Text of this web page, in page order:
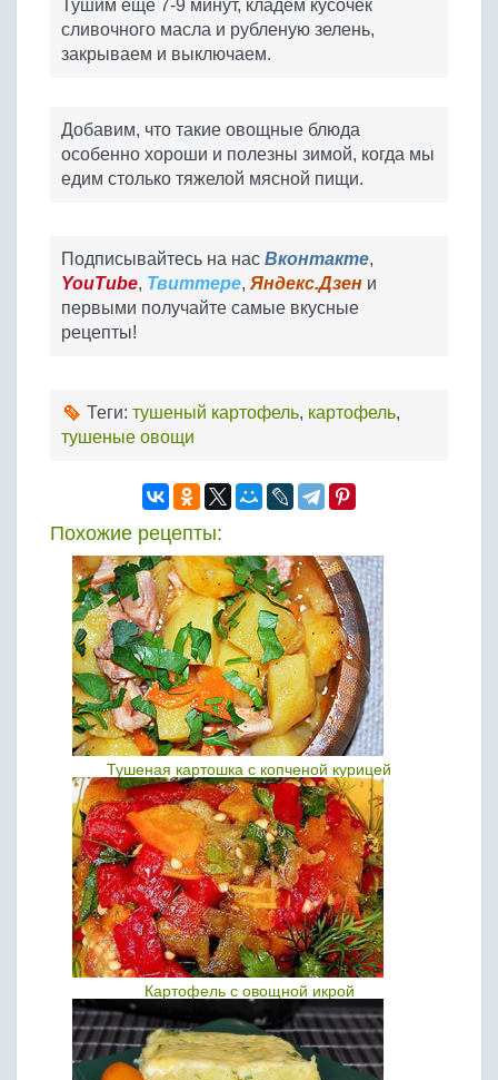
Тушим еще 7-9 минут, кладем кусочек
сливочного масла и рубленую зелень,
закрываем и выключаем.
Добавим, что такие овощные блюда
особенно хороши и полезны зимой, когда мы
едим столько тяжелой мясной пищи.
Подписывайтесь на нас Вконтакте,
YouTube, Твиттере, Яндекс.Дзен и
первыми получайте самые вкусные
рецепты!
Теги: тушеный картофель, картофель,
тушеные овощи
Похожие рецепты:
Тушеная картошка с копченой курицей
Картофель с овощной икрой